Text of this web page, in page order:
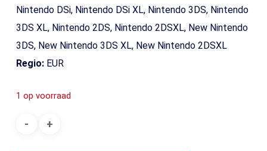
Nintendo DSi, Nintendo DSi XL, Nintendo 3DS, Nintendo
3DS XL, Nintendo 2DS, Nintendo 2DSXL, New Nintendo
3DS, New Nintendo 3DS XL, New Nintendo 2DSXL
Regio:EUR
1 op voorraad